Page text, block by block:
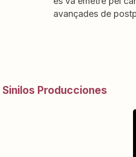
avançades de
Producciones